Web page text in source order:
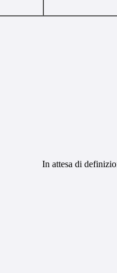
In attesa di